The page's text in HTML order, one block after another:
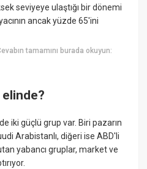
seviyeye ulaştığı bir dönemi
ancak yüzde 65'ini
tamamını burada okuyun:
iki güçlü grup var. Biri pazarın
Arabistanlı, diğeri ise ABD'li
yabancı gruplar, market ve